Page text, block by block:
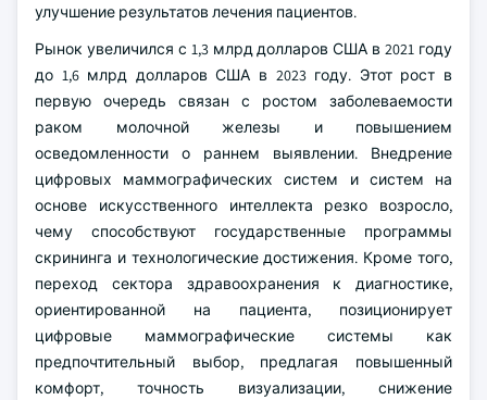
улучшение результатов лечения пациентов.
Рынок увеличился с 1,3 млрд долларов США в 2021 году
до 1,6 млрд долларов США в 2023 году. Этот рост в
первую очередь связан с ростом заболеваемости
раком молочной железы и повышением
осведомленности о раннем выявлении. Внедрение
цифровых маммографических систем и систем на
основе искусственного интеллекта резко возросло,
чему способствуют государственные программы
скрининга и технологические достижения. Кроме того,
переход сектора здравоохранения к диагностике,
ориентированной на пациента, позиционирует
цифровые маммографические системы как
предпочтительный выбор, предлагая повышенный
комфорт, точность визуализации, снижение